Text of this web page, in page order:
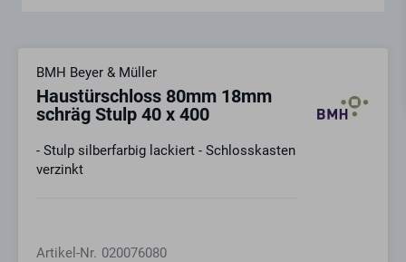
BMH Beyer & Müller
Haustürschloss 80mm 18mm
schräg Stulp 40 x 400
- Stulp silberfarbig lackiert - Schlosskasten
verzinkt
Artikel-Nr. 020076080